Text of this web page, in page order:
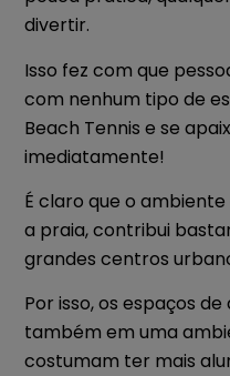
divertir.
Isso fez com que
com nenhum tipo de
Beach Tennis e se
imediatamente!
É claro que o
a praia, contribui
grandes centros
Por isso, os espaços
também em uma
costumam ter mais